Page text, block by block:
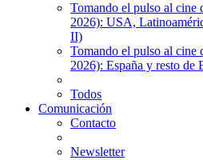
Tomando el pulso al
2026): USA,
II)
Tomando el pulso al
2026): España y resto de
Todos
Comunicación
Contacto
Newsletter